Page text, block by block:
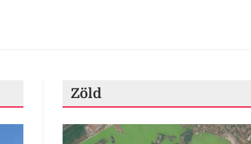
Zöld